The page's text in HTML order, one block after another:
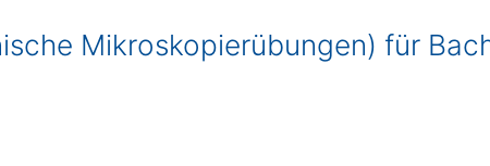
Mikroskopierübungen) für